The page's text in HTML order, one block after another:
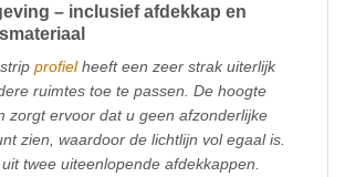
– inclusief afdekkap en
profielheeft een zeer strak uiterlijk
ruimtes toe te passen. De hoogte
zorgt ervoor dat u geen afzonderlijke
zien, waardoor de lichtlijn vol egaal is.
twee uiteenlopende afdekkappen.